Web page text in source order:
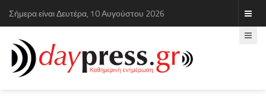
Σήμερα είναι Δευτέρα, 10 Αυγούστου 2026